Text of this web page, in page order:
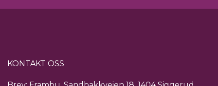
KONTAKT OSS